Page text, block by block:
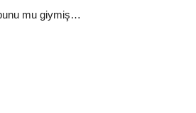
mu giymiş…